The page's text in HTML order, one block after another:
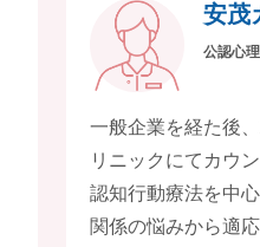
安茂
公認心
一般企業を経た後
リニックにてカウ
認知行動療法を中
関係の悩みから適